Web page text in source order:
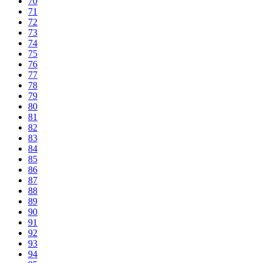
71
72
73
74
75
76
77
78
79
80
81
82
83
84
85
86
87
88
89
90
91
92
93
94